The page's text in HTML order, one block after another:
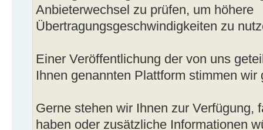
Anbieterwechsel zu prüfen, um höhere
Übertragungsgeschwindigkeiten zu
Einer Veröffentlichung der von uns
Ihnen genannten Plattform stimmen wir
Gerne stehen wir Ihnen zur Verfügung,
haben oder zusätzliche Informationen